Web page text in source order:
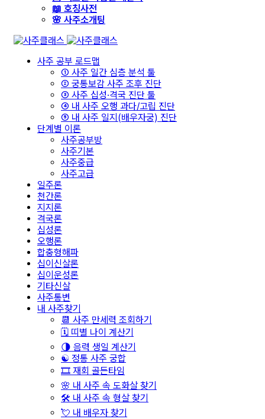
📖 호칭사전
🌸 사주소개팅
사주 공부 로드맵
① 사주 일간 심층 분석 툴
② 궁통보감 사주 조후 진단
③ 사주 십성·격국 진단 툴
④ 내 사주 오행 과다/고립 진단
⑤ 내 사주 일지(배우자궁) 진단
단계별 이론
사주공부방
사주기본
사주중급
사주고급
일주론
천간론
지지론
격국론
십성론
오행론
합충형해파
십이신살론
십이운성론
기타신살
사주통변
내 사주찾기
📆 사주 만세력 조회하기
🗓️ 띠별 나이 계산기
🌗 음력 생일 계산기
☯️ 정통 사주 궁합
🎞️ 재회 골든타임
🌸 내 사주 속 도화살 찾기
🛠️ 내 사주 속 형살 찾기
💘 내 배우자 찾기